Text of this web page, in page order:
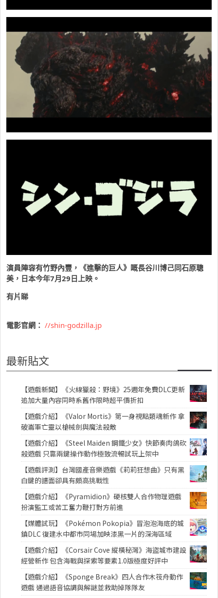
演員陣容有竹野內豐，《進擊的巨人》嘅長谷川博己同石原聰
美，日本今年7月29日上映。
有片睇
電影官網： //shin-godzilla.jp
最新貼文
【遊戲新聞】《火線獵殺：野境》25週年免費DLC更新
追加大量內容同時系舊作限時超平價折扣
【遊戲介紹】《Valor Mortis》第一身視點類魂新作 拿
破崙軍亡靈以槍械劍與魔法殺敵
【遊戲介紹】《Steel Maiden 鋼鐵少女》快節奏肉鴿砍
殺遊戲 只靠兩鍵操作動作極致流暢試玩上架中
【遊戲評測】台灣國產音樂遊戲《莉莉狂想曲》只有黑
白鍵的譜面卻具有頗高挑戰性
【遊戲介紹】《Pyramidion》硬核雙人合作物理遊戲
扮演監工或苦工奮力鞭打對方前進
【媒體試玩】《Pokémon Pokopia》冒泡泡海底的城
鎮DLC 復建水中都市同場加映漆黑一片的深海區域
【遊戲介紹】《Corsair Cove 縱橫秘灣》海盜城市建設
經營新作 包含海戰與探索等要素1.0版極度好評中
【遊戲介紹】《Sponge Break》四人合作木筏舟動作
遊戲 通過語音協調與解謎並救助掉隊隊友